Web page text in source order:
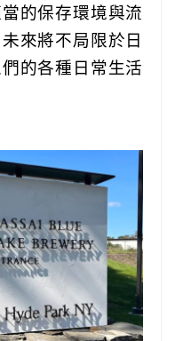
的保存環境與流
來將不局限於日
的各種日常生活